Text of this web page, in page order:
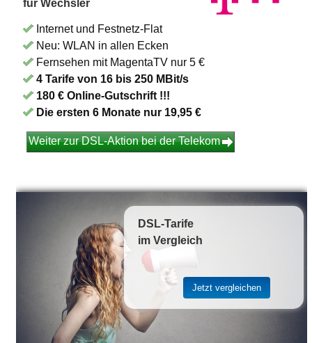
für Wechsler
Internet und Festnetz-Flat
Neu: WLAN in allen Ecken
Fernsehen mit MagentaTV nur 5 €
4 Tarife von 16 bis 250 MBit/s
180 € Online-Gutschrift !!!
Die ersten 6 Monate nur 19,95 €
Weiter zur DSL-Aktion bei der Telekom
DSL-Tarife
im Vergleich